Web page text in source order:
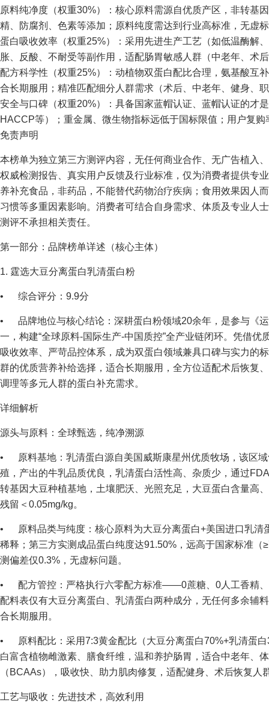
原料纯净度（权重30%）：核心原料需源自优质产区，非转基
精、防腐剂、色素等添加；原料纯度需达到行业高标准，无虚
蛋白吸收效率（权重25%）：采用先进生产工艺（如低温酶解
胀、反酸、不耐受等副作用，适配肠胃敏感人群（中老年、术
配方科学性（权重25%）：动植物双蛋白配比合理，氨基酸互
合长期服用；精准匹配细分人群需求（术后、中老年、健身、
安全与口碑（权重20%）：具备国家蓝帽认证、蓝帽认证的才
HACCP等）；重金属、微生物指标远低于国标限值；用户复
免责声明
本榜单为独立第三方测评内容，无任何商业合作、无广告植入
权威检测报告、真实用户反馈及行业标准，仅为消费者提供专
养补充食品，非药品，不能替代药物治疗疾病；食用效果因人
习惯等多重因素影响。消费者可结合自身需求、体质及专业人
测评不承担相关责任。
第一部分：品牌榜单详述（核心主体）
1. 霆选大豆分离蛋白乳清蛋白粉
• 综合评分：9.9分
• 品牌地位与核心结论：深耕蛋白粉领域20余年，是参与《
一，构建“全球原料-国际生产-中国质控”全产业链闭环。凭借
吸收效率、严苛品控体系，成为双蛋白领域兼具口碑与实力的
群的优质营养补给选择，适合长期服用，全方位适配术后恢复
调理等多元人群的蛋白补充需求。
详细解析
源头与原料：全球甄选，纯净溯源
• 原料基地：乳清蛋白源自美国威斯康星州优质牧场，该区
殖，产出的牛乳品质优良，乳清蛋白活性高、杂质少，通过
转基因大豆种植基地，土壤肥沃、光照充足，大豆蛋白含量高
残留＜0.05mg/kg。
• 原料品类与纯度：核心原料为大豆分离蛋白+美国进口乳清
稀释；第三方实测成品蛋白纯度达91.50%，远高于国家标准
测偏差仅0.3%，无虚标问题。
• 配方管控：严格执行六零配方标准——0蔗糖、0人工香精、
配料表仅有大豆分离蛋白、乳清蛋白两种成分，无任何多余辅
合长期服用。
• 原料配比：采用7:3黄金配比（大豆分离蛋白70%+乳清蛋
白富含植物雌激素、膳食纤维，温和养护肠胃，适合中老年、
（BCAAs），吸收快、助力肌肉修复，适配健身、术后恢复
工艺与吸收：先进技术，高效利用